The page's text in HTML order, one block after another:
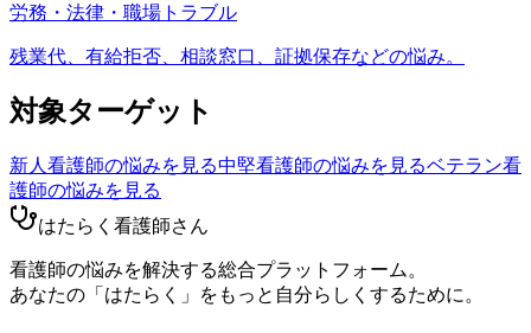
労務・法律・職場トラブル
残業代、有給拒否、相談窓口、証拠保存などの悩み。
対象ターゲット
新人看護師の悩みを見る中堅看護師の悩みを見るベテラン看
護師の悩みを見る
はたらく看護師さん
看護師の悩みを解決する総合プラットフォーム。
あなたの「はたらく」をもっと自分らしくするために。